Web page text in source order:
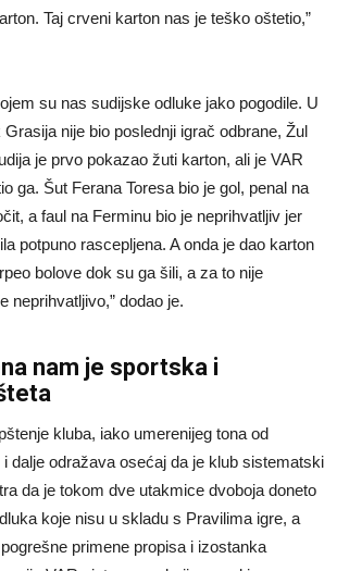
Taj crveni karton nas je teško oštetio,”
su nas sudijske odluke jako pogodile. U
nije bio poslednji igrač odbrane, Žul
je prvo pokazao žuti karton, ali je VAR
ga. Šut Ferana Toresa bio je gol, penal na
a faul na Ferminu bio je neprihvatljiv jer
potpuno rascepljena. A onda je dao karton
bolove dok su ga šili, a za to nije
neprihvatljivo,” dodao je.
nam je sportska i
kluba, iako umerenijeg tona od
i dalje odražava osećaj da je klub sistematski
da je tokom dve utakmice dvoboja doneto
koje nisu u skladu s Pravilima igre, a
primene propisa i izostanka